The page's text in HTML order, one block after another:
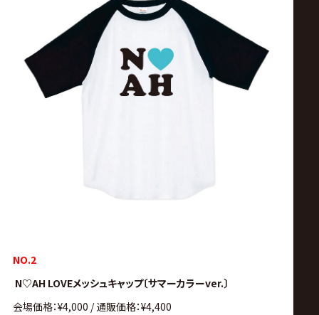
NO.2
N♡AH LOVEメッシュキャップ〔サマーカラーver.〕
会場価格：¥4,000 / 通販価格：¥4,400